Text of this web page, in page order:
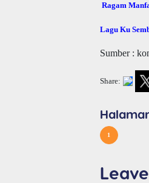
Ragam
Lagu Ku
Sumber :
Share:
1